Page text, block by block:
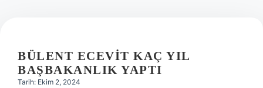
BÜLENT ECEVIT KAÇ YIL
BAŞBAKANLIK YAPTI
Tarih: Ekim 2, 2024